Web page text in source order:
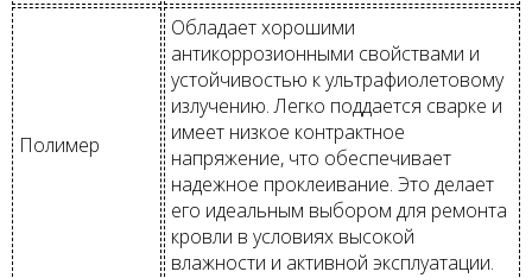
Полимер
Обладает хорошими
антикоррозионными свойствами и
устойчивостью к ультрафиолетовому
излучению. Легко поддается сварке и
имеет низкое контрактное
напряжение, что обеспечивает
надежное проклеивание. Это делает
его идеальным выбором для ремонта
кровли в условиях высокой
влажности и активной эксплуатации.